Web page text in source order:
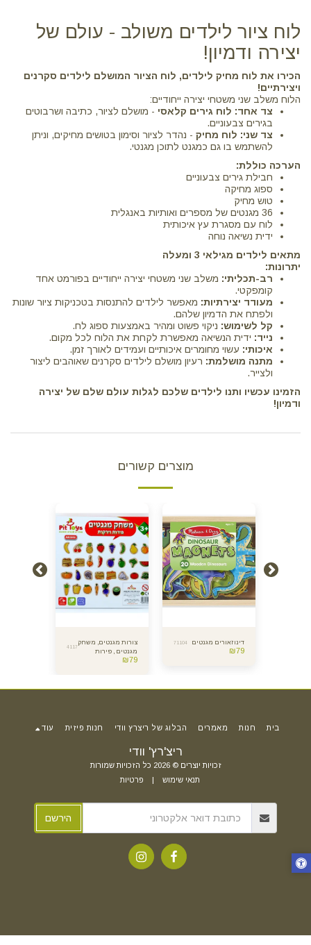
לוח ציור לילדים משולב - עולם של
יצירה ודמיון!
הכירו את לוח מחיק לילדים, לוח הציור המושלם לילדים סקרנים
ויצירתיים!
הלוח משלב שני משטחי יצירה ייחודיים:
צד אחד: לוח גירים קלאסי - מושלם לציור, כתיבה ושרבוטים
בגירים צבעוניים.
צד שני: לוח מחיק - נהדר לציור וסימון בטושים מחיקים, וניתן
להשתמש בו גם כמגנט לתוכן מגנטי.
הערכה כוללת:
חבילת גירים צבעוניים
ספוג מחיקה
טוש מחיק
36 מגנטים של מספרים ואותיות באנגלית
לוח עם מסגרת עץ איכותית
ידית נשיאה נוחה
מתאים לילדים מגילאי 3 ומעלה
יתרונות:
רב-תכליתי: משלב שני משטחי יצירה ייחודיים בפורמט אחד
קומפקטי.
מעודד יצירתיות: מאפשר לילדים להתנסות בטכניקות ציור שונות
ולפתח את הדמיון שלהם.
קל לשימוש: ניקוי פשוט ומהיר באמצעות ספוג לח.
נייד: ידית הנשיאה מאפשרת לקחת את הלוח לכל מקום.
איכותי: עשוי מחומרים איכותיים ועמידים לאורך זמן.
מתנה מושלמת: רעיון מושלם לילדים סקרנים שאוהבים ליצור
ולצייר.
הזמינו עכשיו ותנו לילדים שלכם לגלות עולם שלם של יצירה
ודמיון!
מוצרים קשורים
דינוזאורים מגנטים 71104
₪79
צורות מגנטים, משחק
מגנטים , פירות
וירקות
4117
₪79
ריצ'רץ' וודי
זכויות יוצרים © 2026 כל הזכויות שמורות
תנאי שימוש
פרטיות
בית חנות מאמרים הבלוג של ריצרץ וודי חנות פיזית עוד
הירשם